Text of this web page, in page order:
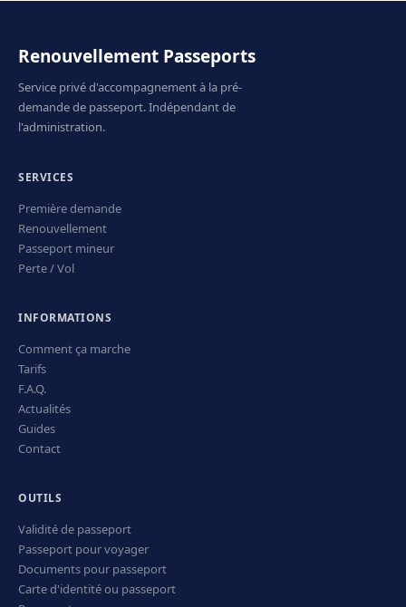
Renouvellement Passeports
Service privé d'accompagnement à la pré-
demande de passeport. Indépendant de
l'administration.
SERVICES
Première demande
Renouvellement
Passeport mineur
Perte / Vol
INFORMATIONS
Comment ça marche
Tarifs
F.A.Q.
Actualités
Guides
Contact
OUTILS
Validité de passeport
Passeport pour voyager
Documents pour passeport
Carte d'identité ou passeport